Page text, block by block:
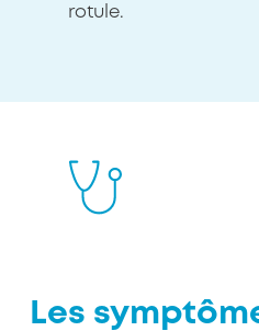
rotule.
Les